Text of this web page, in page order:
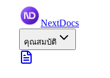
NextDocs
คุณสมบัติ